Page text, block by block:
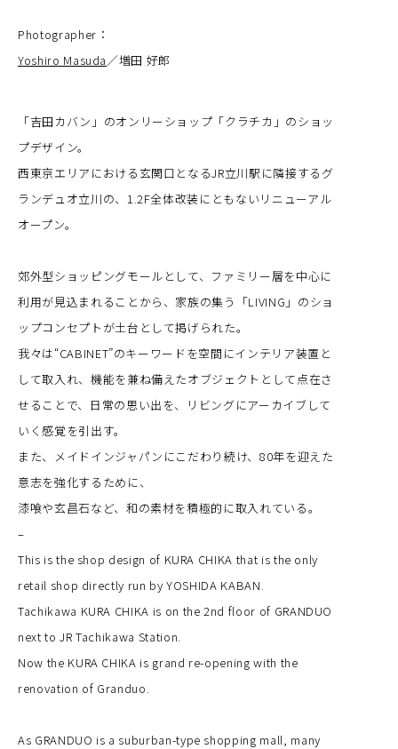
Photographer：
Yoshiro Masuda／増田 好郎
「吉田カバン」のオンリーショップ「クラチカ」のショッ
プデザイン。
西東京エリアにおける玄関口となるJR立川駅に隣接するグ
ランデュオ立川の、1.2F全体改装にともないリニューアル
オープン。
郊外型ショッピングモールとして、ファミリー層を中心に
利用が見込まれることから、家族の集う「LIVING」のショ
ップコンセプトが土台として掲げられた。
我々は“CABINET”のキーワードを空間にインテリア装置と
して取入れ、機能を兼ね備えたオブジェクトとして点在さ
せることで、日常の思い出を、リビングにアーカイブして
いく感覚を引出す。
また、メイドインジャパンにこだわり続け、80年を迎えた
意志を強化するために、
漆喰や玄昌石など、和の素材を積極的に取入れている。
–
This is the shop design of KURA CHIKA that is the only
retail shop directly run by YOSHIDA KABAN.
Tachikawa KURA CHIKA is on the 2nd floor of GRANDUO
next to JR Tachikawa Station.
Now the KURA CHIKA is grand re-opening with the
renovation of Granduo.
As GRANDUO is a suburban-type shopping mall, many